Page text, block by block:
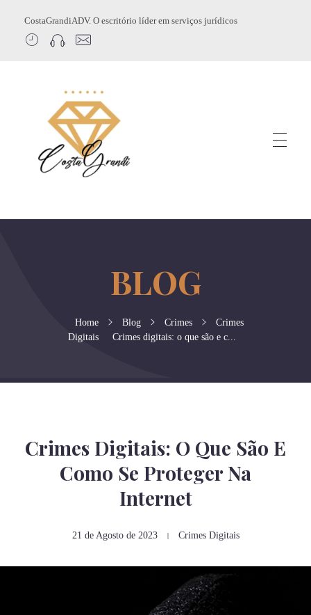
CostaGrandiADV. O escritório líder em serviços jurídicos
Home Blog Crimes
Crimes
Digitais
Crimes digitais: o que são e c...
Crimes Digitais: O Que São E
Como Se Proteger Na
Internet
21 de Agosto de 2023 Crimes Digitais